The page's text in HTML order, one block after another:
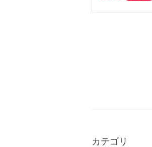
カテゴリ